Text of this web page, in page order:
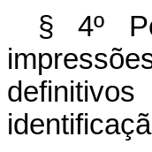
§ 4º